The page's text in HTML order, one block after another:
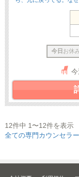
今日 お休
12件中 1〜12件を表示
全ての専門カウンセラ